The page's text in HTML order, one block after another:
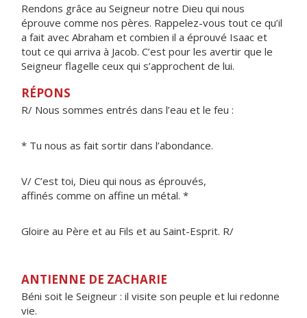
Rendons grâce au Seigneur notre Dieu qui nous
éprouve comme nos pères. Rappelez-vous tout ce qu’il
a fait avec Abraham et combien il a éprouvé Isaac et
tout ce qui arriva à Jacob. C’est pour les avertir que le
Seigneur flagelle ceux qui s’approchent de lui.
RÉPONS
R/ Nous sommes entrés dans l’eau et le feu :
* Tu nous as fait sortir dans l’abondance.
V/ C’est toi, Dieu qui nous as éprouvés,
affinés comme on affine un métal. *
Gloire au Père et au Fils et au Saint-Esprit. R/
ANTIENNE DE ZACHARIE
Béni soit le Seigneur : il visite son peuple et lui redonne
vie.